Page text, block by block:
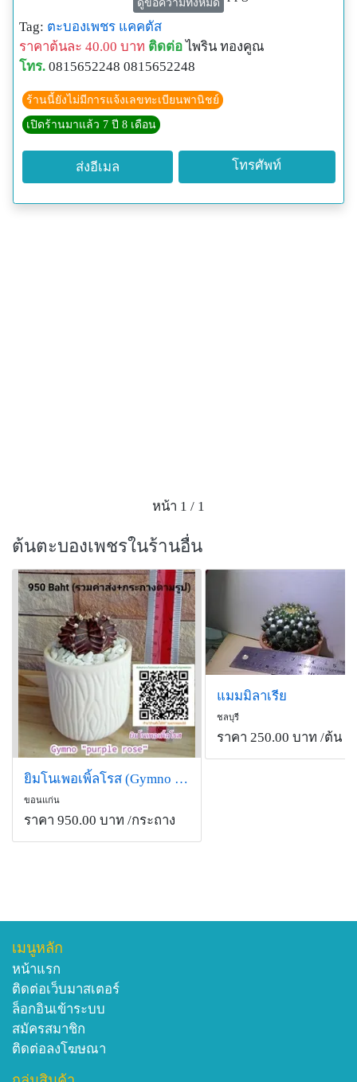
ดูข้อความทั้งหมด
Tag: ตะบองเพชร แคคตัส
ราคาต้นละ 40.00 บาท ติดต่อไพริน ทองคูณ
โทร. 0815652248 0815652248
ร้านนี้ยังไม่มีการแจ้งเลขทะเบียนพานิชย์
เปิดร้านมาแล้ว 7 ปี 8 เดือน
ส่งอีเมล โทรศัพท์
หน้า 1 / 1
ต้นตะบองเพชรในร้านอื่น
ยิมโนเพอเพิ้ลโรส (Gymno purple rose)
ขอนแก่น
ราคา 950.00 บาท /กระถาง
แมมมิลาเรีย
ชลบุรี
ราคา 250.00 บาท /ต้น
เมนูหลัก
หน้าแรก
ติดต่อเว็บมาสเตอร์
ล็อกอินเข้าระบบ
สมัครสมาชิก
ติดต่อลงโฆษณา